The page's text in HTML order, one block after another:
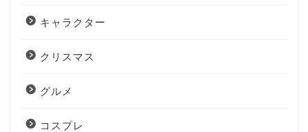
キャラクター
クリスマス
グルメ
コスプレ